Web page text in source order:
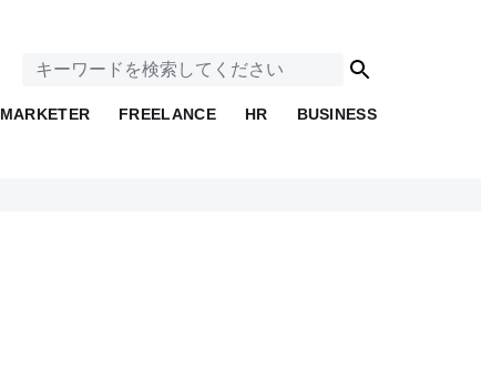
MARKETER FREELANCE HR BUSINESS